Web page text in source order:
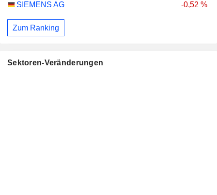
SIEMENS AG
-0,52 %
Zum Ranking
Sektoren-Veränderungen